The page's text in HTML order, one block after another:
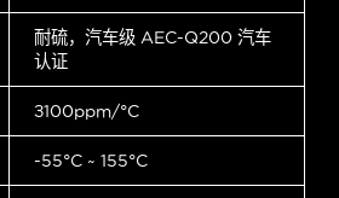
耐硫，汽车级 AEC-Q200 汽车
认证
±100ppm/°C
-55°C ~ 155°C